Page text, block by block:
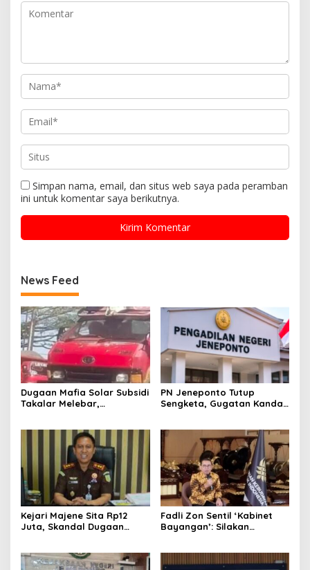
Simpan nama, email, dan situs web saya pada peramban
ini untuk komentar saya berikutnya.
News Feed
Dugaan Mafia Solar Subsidi
Takalar Melebar,
PN Jeneponto Tutup
Sengketa, Gugatan Kandas
Kejari Majene Sita Rp12
Juta, Skandal Dugaan
Fadli Zon Sentil ‘Kabinet
Bayangan’: Silakan